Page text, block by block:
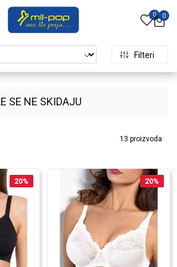
0 0
SE NE SKIDAJU
Filteri
13 proizvoda
20% 20%